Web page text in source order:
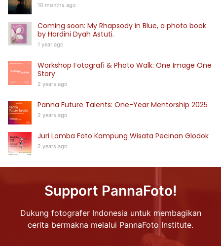
10 months ago
Coming soon: My Rhapsody in Blue, a photo book
by Hardini Dyah Astuti.
1 year ago
Workshop Fotografi & Photo Walk: One Image One
Story
2 years ago
Panna Future Talents: One-Year Mentorship 2025
2 years ago
Juri Lomba Foto Kampung Wisata Pecinan Glodok
2 years ago
Support PannaFoto!
Dukung fotografer Indonesia untuk membagikan
cerita bermakna melalui PannaFoto Institute.